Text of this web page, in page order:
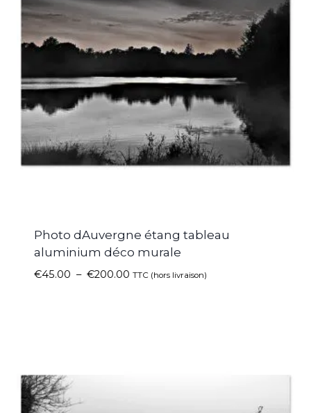
Photo dAuvergne étang tableau
aluminium déco murale
€45.00 – €200.00 TTC (hors livraison)